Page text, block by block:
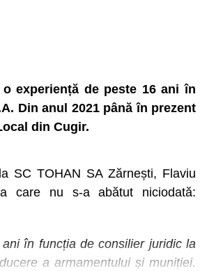
experiență de peste 16 ani în
Din anul 2021 până în prezent
din Cugir.
SC TOHAN SA Zărnești, Flaviu
care nu s-a abătut niciodată:
în funcția de consilier juridic la
a armamentului și muniției.